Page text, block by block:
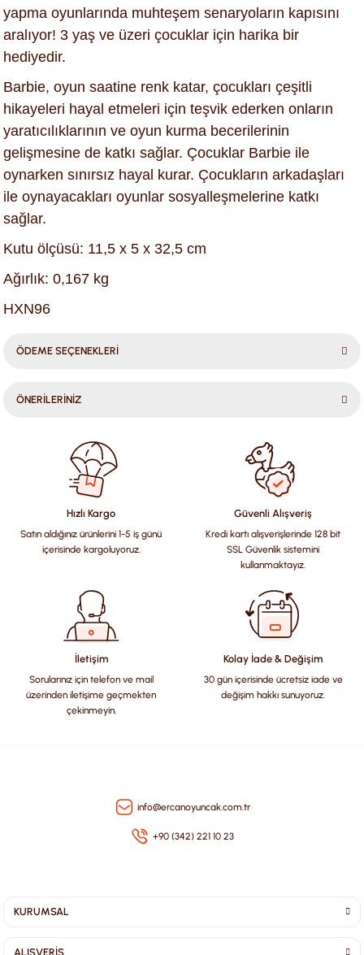
yapma oyunlarında muhteşem senaryoların kapısını
aralıyor! 3 yaş ve üzeri çocuklar için harika bir
hediyedir.
Barbie, oyun saatine renk katar, çocukları çeşitli
hikayeleri hayal etmeleri için teşvik ederken onların
yaratıcılıklarının ve oyun kurma becerilerinin
gelişmesine de katkı sağlar. Çocuklar Barbie ile
oynarken sınırsız hayal kurar. Çocukların arkadaşları
ile oynayacakları oyunlar sosyalleşmelerine katkı
sağlar.
Kutu ölçüsü: 11,5 x 5 x 32,5 cm
Ağırlık: 0,167 kg
HXN96
ÖDEME SEÇENEKLERİ
ÖNERİLERİNİZ
konularda yetersiz gördüğünüz noktaları öneri formunu
kullanarak tarafımıza iletebilirsiniz.
Görüş ve önerileriniz için teşekkür ederiz.
Ürün resmi kalitesiz, bozuk veya görüntülenemiyor.
Ürün açıklamasında eksik bilgiler bulunuyor.
Ürün bilgilerinde hatalar bulunuyor.
Ürün fiyatı diğer sitelerden daha pahalı.
Bu ürüne benzer farklı alternatifler olmalı.
Hızlı Kargo
Satın aldığınız ürünlerini 1-5 iş günü
içerisinde kargoluyoruz.
Güvenli Alışveriş
Kredi kartı alışverişlerinde 128 bit
SSL Güvenlik sistemini
kullanmaktayız.
İletişim
Sorularınız için telefon ve mail
üzerinden iletişime geçmekten
çekinmeyin.
Kolay İade & Değişim
30 gün içerisinde ücretsiz iade ve
değişim hakkı sunuyoruz.
info@ercanoyuncak.com.tr
+90 (342) 221 10 23
KURUMSAL
ALIŞVERİŞ